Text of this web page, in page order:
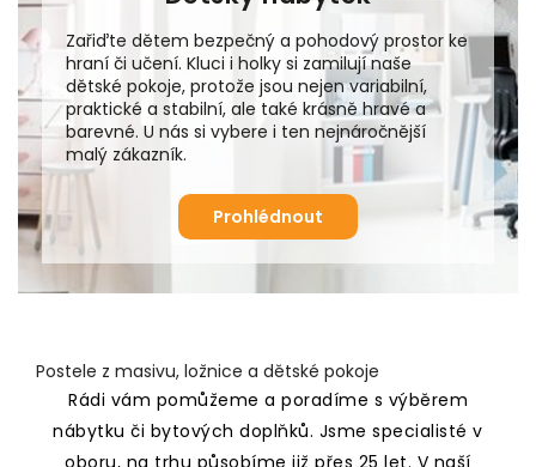
Zařiďte dětem bezpečný a pohodový prostor ke
hraní či učení. Kluci i holky si zamilují naše
dětské pokoje, protože jsou nejen variabilní,
praktické a stabilní, ale také krásně hravé a
barevné. U nás si vybere i ten nejnáročnější
malý zákazník.
Prohlédnout
Postele z masivu, ložnice a dětské pokoje
Rádi vám pomůžeme a poradíme s výběrem
nábytku či bytových doplňků. Jsme specialisté v